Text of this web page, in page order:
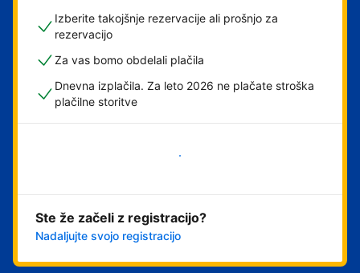
Izberite takojšnje rezervacije ali prošnjo za
rezervacijo
Za vas bomo obdelali plačila
Dnevna izplačila. Za leto 2026 ne plačate stroška
plačilne storitve
Ste že začeli z registracijo?
Nadaljujte svojo registracijo